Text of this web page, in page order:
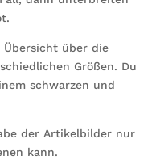
über die
Größen. Du
schwarzen und
der Artikelbilder nur
kann.